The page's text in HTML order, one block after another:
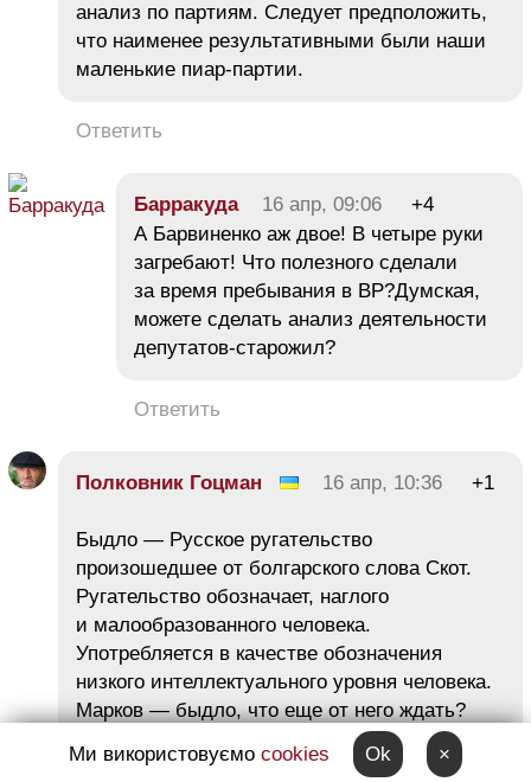
анализ по партиям. Следует предположить,
что наименее результативными были наши
маленькие пиар-партии.
Ответить
Барракуда 16 апр, 09:06
+4
А Барвиненко аж двое! В четыре руки
загребают! Что полезного сделали
за время пребывания в ВР?Думская,
можете сделать анализ деятельности
депутатов-старожил?
Ответить
Полковник Гоцман 16 апр, 10:36 +1
Быдло — Русское ругательство
произошедшее от болгарского слова Скот.
Ругательство обозначает, наглого
и малообразованного человека.
Употребляется в качестве обозначения
низкого интеллектуального уровня человека.
Марков — быдло, что еще от него ждать?
Ответить
Ми використовуємо cookies Ok ×